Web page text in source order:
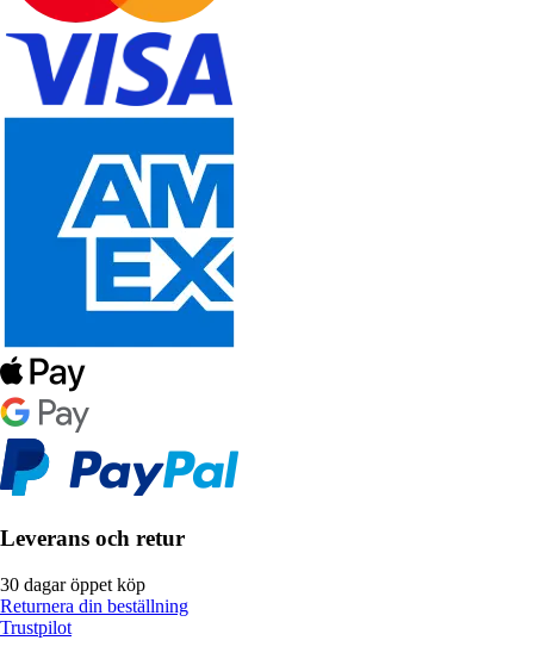
Leverans och retur
30 dagar öppet köp
Returnera din beställning
Trustpilot